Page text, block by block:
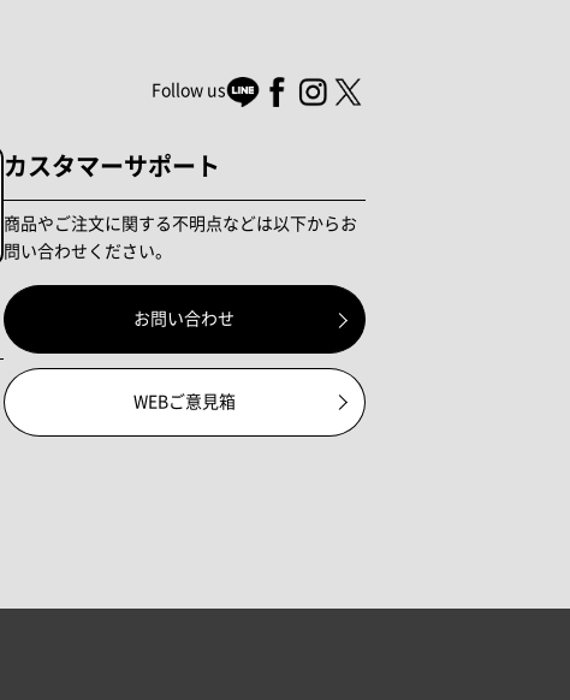
Follow us
カスタマーサポート
商品やご注文に関する不明点などは以下からお
問い合わせください。
お問い合わせ
WEBご意見箱